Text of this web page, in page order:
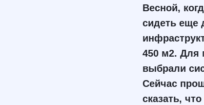
Весной,
сидеть еще
450 м2. Для
выбрали
Сейчас
сказать,